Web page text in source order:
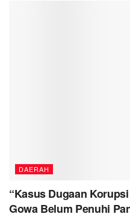
DAERAH
“Kasus Dugaan
Gowa Belum Penuhi